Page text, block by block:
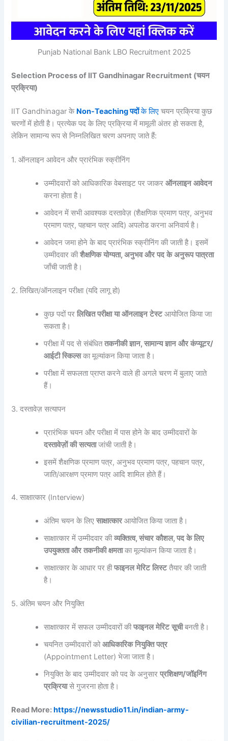
Punjab National Bank LBO Recruitment 2025
Selection Process of IIT Gandhinagar Recruitment (चयन
प्रक्रिया)
IIT Gandhinagar के Non-Teachingपदोंके लिए चयन प्रक्रिया कुछ
चरणों में होती है। प्रत्येक पद के लिए प्रक्रिया में मामूली अंतर हो सकता है,
लेकिन सामान्य रूप से निम्नलिखित चरण अपनाए जाते हैं:
1. ऑनलाइन आवेदन और प्रारंभिक स्क्रीनिंग
उम्मीदवारों को आधिकारिक वेबसाइट पर जाकरऑनलाइन आवेदन
करना होता है।
आवेदन में सभी आवश्यक दस्तावेज़ (शैक्षणिक प्रमाण पत्र, अनुभव
प्रमाण पत्र, पहचान पत्र आदि) अपलोड करना अनिवार्य है।
आवेदन जमा होने के बाद प्रारंभिक स्क्रीनिंग की जाती है। इसमें
उम्मीदवार कीशैक्षणिक योग्यता,अनुभव और पद के अनुरूप पात्रता
जाँची जाती है।
2. लिखित/ऑनलाइन परीक्षा (यदि लागू हो)
कुछ पदों परलिखित परीक्षा या ऑनलाइन टेस्टआयोजित किया जा
सकता है।
परीक्षा में पद से संबंधिततकनीकी ज्ञान,सामान्य ज्ञान और कंप्यूटर/
आईटी स्किल्सका मूल्यांकन किया जाता है।
परीक्षा में सफलता प्राप्त करने वाले ही अगले चरण में बुलाए जाते
हैं।
3. दस्तावेज़ सत्यापन
प्रारंभिक चयन और परीक्षा में पास होने के बाद उम्मीदवारों के
दस्तावेज़ों की सत्यताजांची जाती है।
इसमें शैक्षणिक प्रमाण पत्र, अनुभव प्रमाण पत्र, पहचान पत्र,
जाति/आरक्षण प्रमाण पत्र आदि शामिल होते हैं।
4. साक्षात्कार (Interview)
अंतिम चयन के लिएसाक्षात्कारआयोजित किया जाता है।
साक्षात्कार में उम्मीदवार कीव्यक्तित्व,संचार कौशल,पद के लिए
उपयुक्तता और तकनीकी क्षमताका मूल्यांकन किया जाता है।
साक्षात्कार के आधार पर हीफाइनल मेरिट लिस्टतैयार की जाती
है।
5. अंतिम चयन और नियुक्ति
साक्षात्कार में सफल उम्मीदवारों कीफाइनल मेरिट सूचीबनती है।
चयनित उम्मीदवारों कोआधिकारिक नियुक्ति पत्र
(Appointment Letter) भेजा जाता है।
नियुक्ति के बाद उम्मीदवार को पद के अनुसारप्रशिक्षण/जॉइनिंग
प्रक्रियासे गुजरना होता है।
Read More:https://newsstudio11.in/indian-army-
civilian-recruitment-2025/